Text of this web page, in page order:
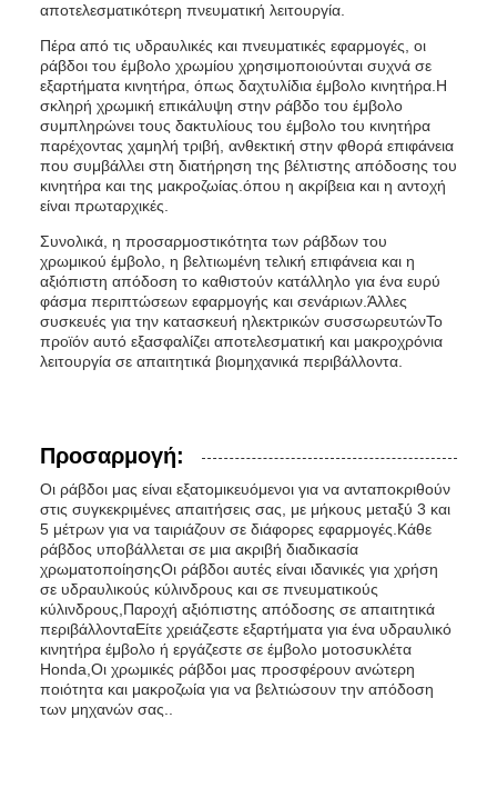
αποτελεσματικότερη πνευματική λειτουργία.
Πέρα από τις υδραυλικές και πνευματικές εφαρμογές, οι
ράβδοι του έμβολο χρωμίου χρησιμοποιούνται συχνά σε
εξαρτήματα κινητήρα, όπως δαχτυλίδια έμβολο κινητήρα.Η
σκληρή χρωμική επικάλυψη στην ράβδο του έμβολο
συμπληρώνει τους δακτυλίους του έμβολο του κινητήρα
παρέχοντας χαμηλή τριβή, ανθεκτική στην φθορά επιφάνεια
που συμβάλλει στη διατήρηση της βέλτιστης απόδοσης του
κινητήρα και της μακροζωίας.όπου η ακρίβεια και η αντοχή
είναι πρωταρχικές.
Συνολικά, η προσαρμοστικότητα των ράβδων του
χρωμικού έμβολο, η βελτιωμένη τελική επιφάνεια και η
αξιόπιστη απόδοση το καθιστούν κατάλληλο για ένα ευρύ
φάσμα περιπτώσεων εφαρμογής και σενάριων.Άλλες
συσκευές για την κατασκευή ηλεκτρικών συσσωρευτώνΤο
προϊόν αυτό εξασφαλίζει αποτελεσματική και μακροχρόνια
λειτουργία σε απαιτητικά βιομηχανικά περιβάλλοντα.
Προσαρμογή:
Οι ράβδοι μας είναι εξατομικευόμενοι για να ανταποκριθούν
στις συγκεκριμένες απαιτήσεις σας, με μήκους μεταξύ 3 και
5 μέτρων για να ταιριάζουν σε διάφορες εφαρμογές.Κάθε
ράβδος υποβάλλεται σε μια ακριβή διαδικασία
χρωματοποίησηςΟι ράβδοι αυτές είναι ιδανικές για χρήση
σε υδραυλικούς κύλινδρους και σε πνευματικούς
κύλινδρους,Παροχή αξιόπιστης απόδοσης σε απαιτητικά
περιβάλλονταΕίτε χρειάζεστε εξαρτήματα για ένα υδραυλικό
κινητήρα έμβολο ή εργάζεστε σε έμβολο μοτοσυκλέτα
Honda,Οι χρωμικές ράβδοι μας προσφέρουν ανώτερη
ποιότητα και μακροζωία για να βελτιώσουν την απόδοση
των μηχανών σας..